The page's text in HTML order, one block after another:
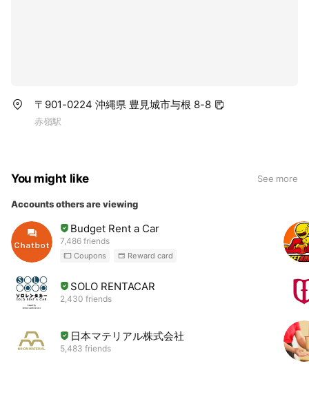
〒901-0224 沖縄県 豊見城市与根 8-8
赤嶺駅
You might like See more
Accounts others are viewing
Budget Rent a Car
7,486 friends
Coupons Reward card
SOLO RENTACAR
2,430 friends
日本マテリアル株式会社
5,483 friends